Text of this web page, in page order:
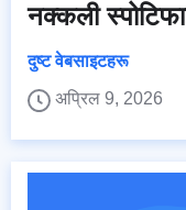
नक्कली
दुष्ट वेबसाइटहरू
अप्रिल 9, 2026